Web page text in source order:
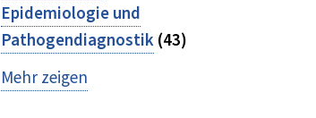
Epidemiologie und
Pathogendiagnostik(43)
Mehr zeigen